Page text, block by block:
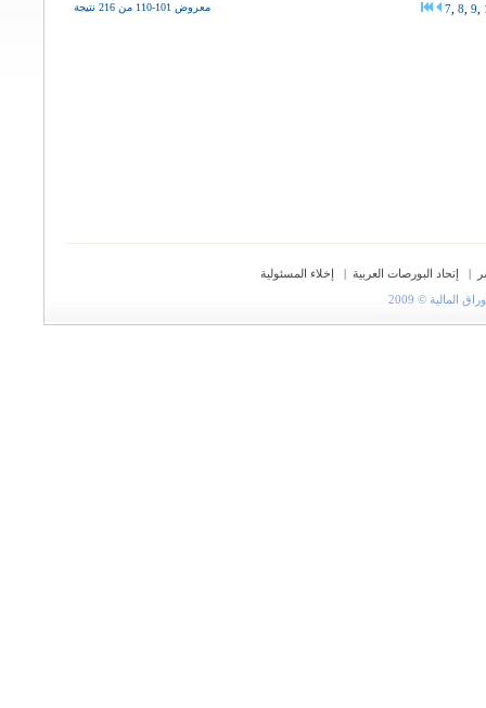
معروض 101-110 من 216 نتيجة 7 8 9
| إتحاد البورصات العربية |
إخلاء المسئولية
© 2009